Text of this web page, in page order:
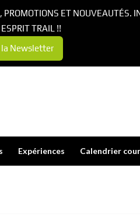
Expériences Calendrier
ET NOUVEAUTÉS.
TRAIL !!
Newsletter